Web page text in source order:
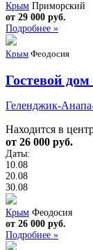
Крым Приморский
от 29 000 руб.
Подробнее »
Крым Феодосия
Гостевой
Геленджик-
Находится в
от 26 000 руб.
Даты:
10.08
20.08
30.08
Крым Феодосия
от 26 000 руб.
Подробнее »